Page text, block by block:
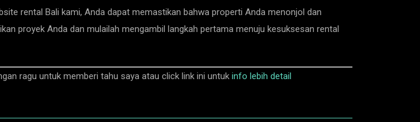
rental Bali kami, Anda dapat memastikan bahwa properti Anda menonjol dan
proyek Anda dan mulailah mengambil langkah pertama menuju kesuksesan rental
ragu untuk memberi tahu saya atau click link ini untuk info lebih detail